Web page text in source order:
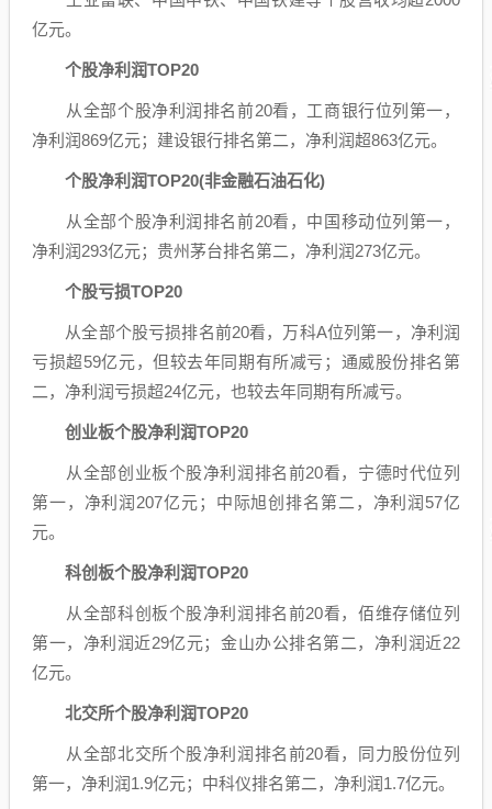
亿元。
个股净利润TOP20
从全部个股净利润排名前20看， 工商银行位列第一，
净利润869亿元； 建设银行排名第二，净利润超863亿元。
个股净利润TOP20(非金融石油石化)
从全部个股净利润排名前20看， 中国移动位列第一，
净利润293亿元； 贵州茅台排名第二，净利润273亿元。
个股亏损TOP20
从全部个股亏损排名前20看， 万科A位列第一，净利润
亏损超59亿元，但较去年同期有所减亏； 通威股份排名第
二，净利润亏损超24亿元，也较去年同期有所减亏。
创业板个股净利润TOP20
从全部创业板个股净利润排名前20看， 宁德时代位列
第一，净利润207亿元；
中际旭创排名第二，净利润57亿
元。
科创板个股净利润TOP20
从全部科创板个股净利润排名前20看，佰维存储位列
第一，净利润近29亿元； 金山办公排名第二，净利润近22
亿元。
北交所个股净利润TOP20
从全部北交所个股净利润排名前20看， 同力股份位列
第一，净利润1.9亿元；中科仪排名第二，净利润1.7亿元。